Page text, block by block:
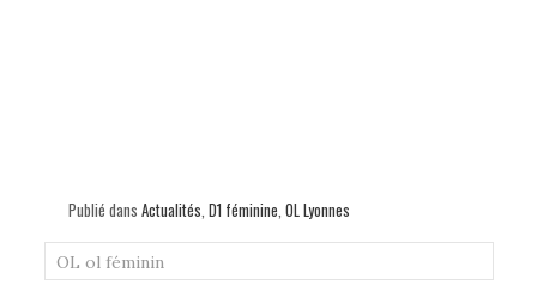
Publié dans Actualités, D1 féminine, OL Lyonnes
OL ol féminin